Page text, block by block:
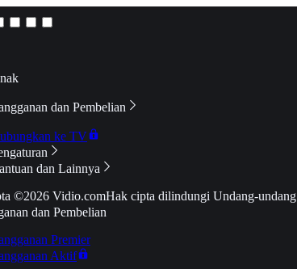
dan Pembelian
ke TV
dan Lainnya
©2026 Vidio.comHak cipta dilindungi Undang-undang
dan Pembelian
Premier
Aktif